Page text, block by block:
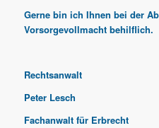
Gerne bin ich Ihnen bei der
Vorsorgevollmacht behilflich.
Rechtsanwalt
Peter Lesch
Fachanwalt für Erbrecht